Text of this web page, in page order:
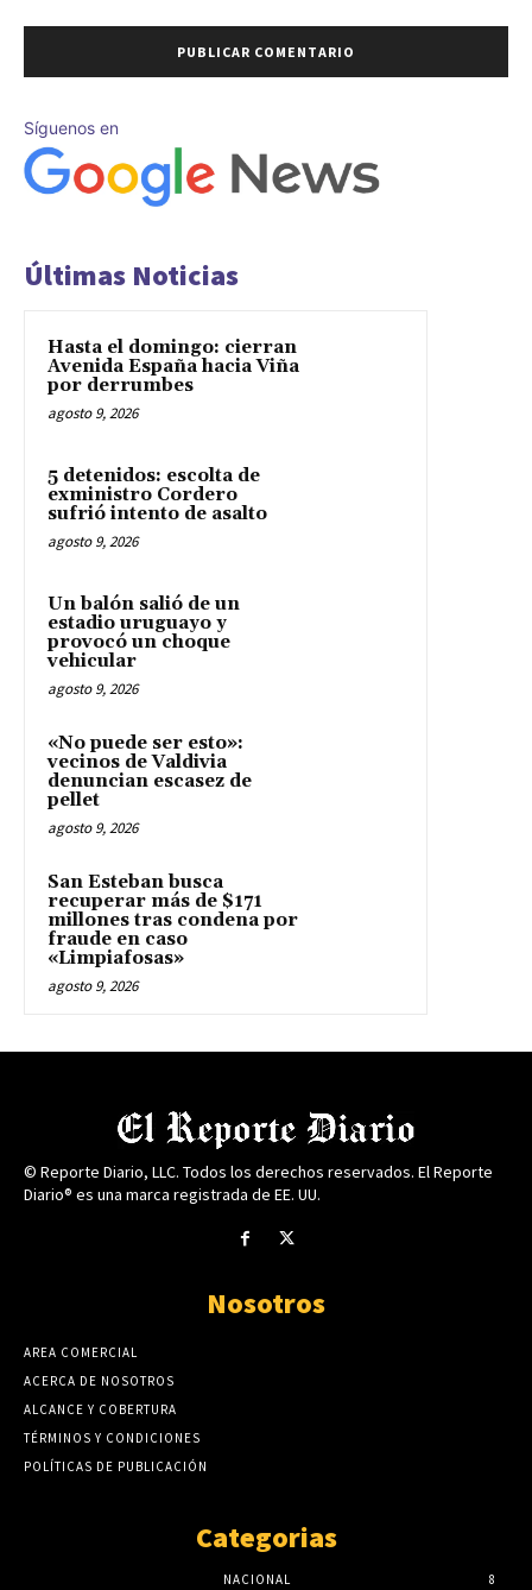
Síguenos en
Últimas Noticias
Hasta el domingo: cierran
Avenida España hacia Viña
por derrumbes
agosto 9, 2026
5 detenidos: escolta de
exministro Cordero
sufrió intento de asalto
agosto 9, 2026
Un balón salió de un
estadio uruguayo y
provocó un choque
vehicular
agosto 9, 2026
«No puede ser esto»:
vecinos de Valdivia
denuncian escasez de
pellet
agosto 9, 2026
San Esteban busca
recuperar más de $171
millones tras condena por
fraude en caso
«Limpiafosas»
agosto 9, 2026
© Reporte Diario, LLC. Todos los derechos reservados. El Reporte
Diario® es una marca registrada de EE. UU.
Nosotros
AREA COMERCIAL
ACERCA DE NOSOTROS
ALCANCE Y COBERTURA
TÉRMINOS Y CONDICIONES
POLÍTICAS DE PUBLICACIÓN
Categorias
NACIONAL 8